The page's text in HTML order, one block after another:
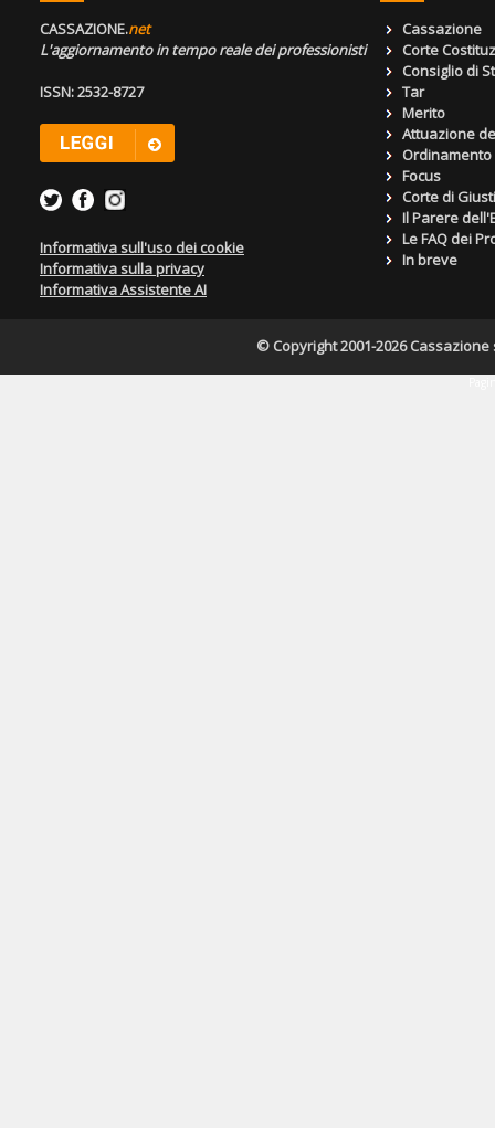
CASSAZIONE.net
L'aggiornamento in tempo reale dei professionisti
ISSN: 2532-8727
Informativa sull'uso dei cookie
Informativa sulla privacy
Informativa Assistente AI
Cassazione
Corte
Consiglio di
Tar
Merito
Attuazione
Focus
Corte di
Il Parere
Le FAQ dei
In breve
© Copyright 2001-2026 Cassazione